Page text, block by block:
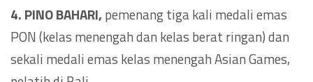
4. PINO BAHARI, pemenang tiga kali medali emas
PON (kelas menengah dan kelas berat ringan) dan
sekali medali emas kelas menengah Asian Games,